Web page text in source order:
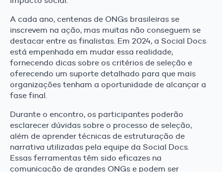
A cada ano, centenas de ONGs brasileiras se
inscrevem na ação, mas muitas não conseguem se
destacar entre as finalistas. Em 2024, a Social Docs
está empenhada em mudar essa realidade,
fornecendo dicas sobre os critérios de seleção e
oferecendo um suporte detalhado para que mais
organizações tenham a oportunidade de alcançar a
fase final.
Durante o encontro, os participantes poderão
esclarecer dúvidas sobre o processo de seleção,
além de aprender técnicas de estruturação de
narrativa utilizadas pela equipe da Social Docs.
Essas ferramentas têm sido eficazes na
comunicação de grandes ONGs e podem ser